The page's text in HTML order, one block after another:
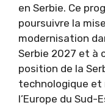
en Serbie. Ce
poursuivre la
modernisation
Serbie 2027 et à
position de la
technologique et
l’Europe du Sud-